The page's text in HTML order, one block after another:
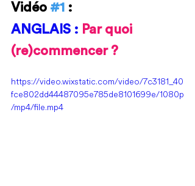
Vidéo #1 :
ANGLAIS : Par quoi
(re)commencer ?
https://video.wixstatic.com/video/7c3181_40
fce802dd44487095e785de8101699e/1080p
/mp4/file.mp4